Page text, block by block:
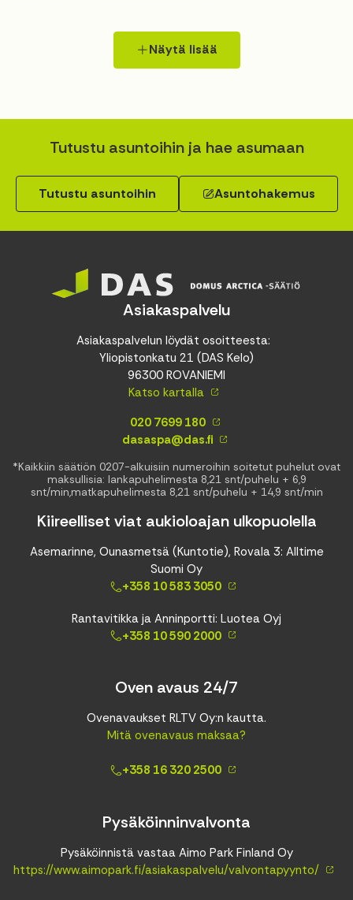
Näytä lisää
Tutustu asuntoihin ja hae asumaan
Tutustu asuntoihin Asuntohakemus
Asiakaspalvelu
Asiakaspalvelun löydät osoitteesta:
Yliopistonkatu 21 (DAS Kelo)
96300 ROVANIEMI
Katso kartalla
020 7699 180
dasaspa@das.fi
*Kaikkiin säätiön 0207-alkuisiin numeroihin soitetut puhelut ovat
maksullisia: lankapuhelimesta 8,21 snt/puhelu + 6,9
snt/min,matkapuhelimesta 8,21 snt/puhelu + 14,9 snt/min
Kiireelliset viat aukioloajan ulkopuolella
Asemarinne, Ounasmetsä (Kuntotie), Rovala 3: Alltime
Suomi Oy
+358 10 583 3050
Rantavitikka ja Anninportti: Luotea Oyj
+358 10 590 2000
Oven avaus 24/7
Ovenavaukset RLTV Oy:n kautta.
Mitä ovenavaus maksaa?
+358 16 320 2500
Pysäköinninvalvonta
Pysäköinnistä vastaa Aimo Park Finland Oy
https://www.aimopark.fi/asiakaspalvelu/valvontapyynto/